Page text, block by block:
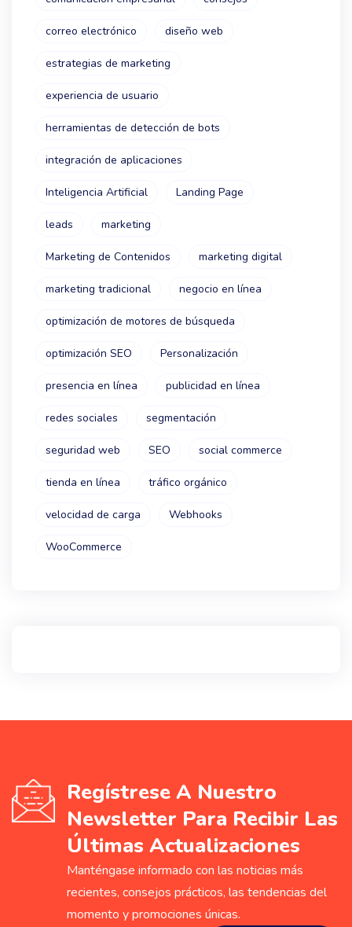
correo electrónico diseño web
estrategias de marketing
experiencia de usuario
herramientas de detección de bots
integración de aplicaciones
Inteligencia Artificial Landing Page
leads marketing
Marketing de Contenidos marketing digital
marketing tradicional negocio en línea
optimización de motores de búsqueda
optimización SEO Personalización
presencia en línea publicidad en línea
redes sociales segmentación
seguridad web SEO social commerce
tienda en línea tráfico orgánico
velocidad de carga Webhooks
WooCommerce
Regístrese A Nuestro
Newsletter Para Recibir Las
Últimas Actualizaciones
Manténgase informado con las noticias más
recientes, consejos prácticos, las tendencias del
momento y promociones únicas.